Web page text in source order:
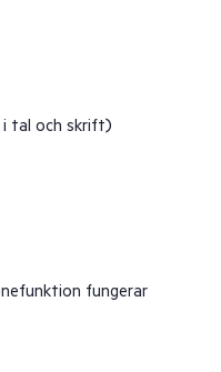
i tal och skrift)
fungerar